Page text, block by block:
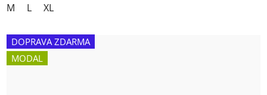
M L XL
DOPRAVA ZDARMA
MODAL